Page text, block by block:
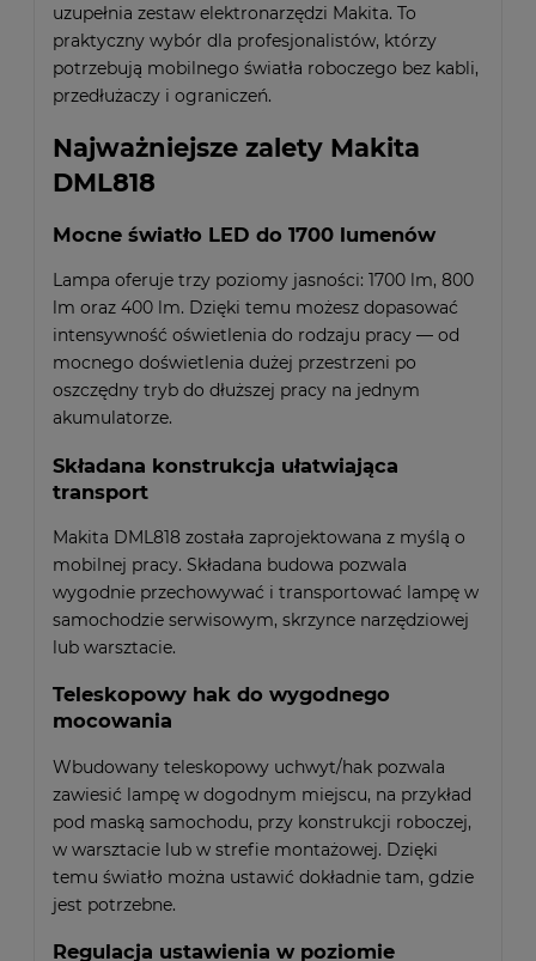
uzupełnia zestaw elektronarzędzi Makita. To
praktyczny wybór dla profesjonalistów, którzy
potrzebują mobilnego światła roboczego bez kabli,
przedłużaczy i ograniczeń.
Najważniejsze zalety Makita
DML818
Mocne światło LED do 1700 lumenów
Lampa oferuje trzy poziomy jasności: 1700 lm, 800
lm oraz 400 lm. Dzięki temu możesz dopasować
intensywność oświetlenia do rodzaju pracy — od
mocnego doświetlenia dużej przestrzeni po
oszczędny tryb do dłuższej pracy na jednym
akumulatorze.
Składana konstrukcja ułatwiająca
transport
Makita DML818 została zaprojektowana z myślą o
mobilnej pracy. Składana budowa pozwala
wygodnie przechowywać i transportować lampę w
samochodzie serwisowym, skrzynce narzędziowej
lub warsztacie.
Teleskopowy hak do wygodnego
mocowania
Wbudowany teleskopowy uchwyt/hak pozwala
zawiesić lampę w dogodnym miejscu, na przykład
pod maską samochodu, przy konstrukcji roboczej,
w warsztacie lub w strefie montażowej. Dzięki
temu światło można ustawić dokładnie tam, gdzie
jest potrzebne.
Regulacja ustawienia w poziomie